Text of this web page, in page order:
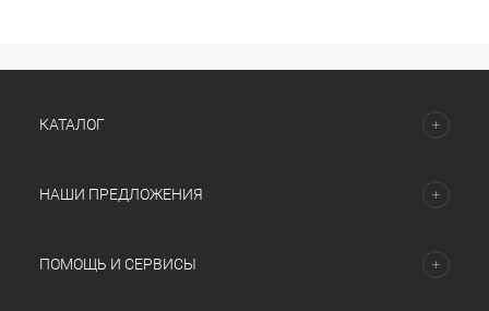
КАТАЛОГ
НАШИ ПРЕДЛОЖЕНИЯ
ПОМОЩЬ И СЕРВИСЫ